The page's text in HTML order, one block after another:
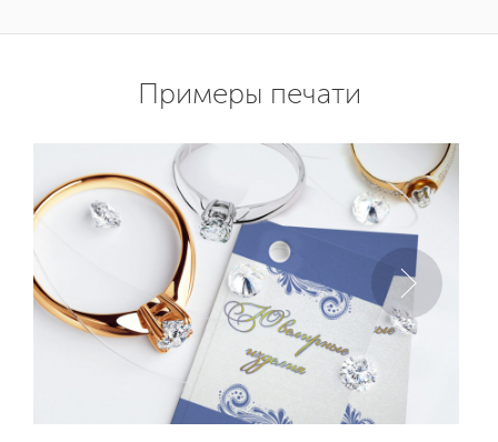
Примеры печати